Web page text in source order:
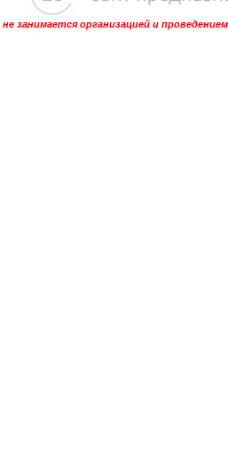
не занимается организацией и